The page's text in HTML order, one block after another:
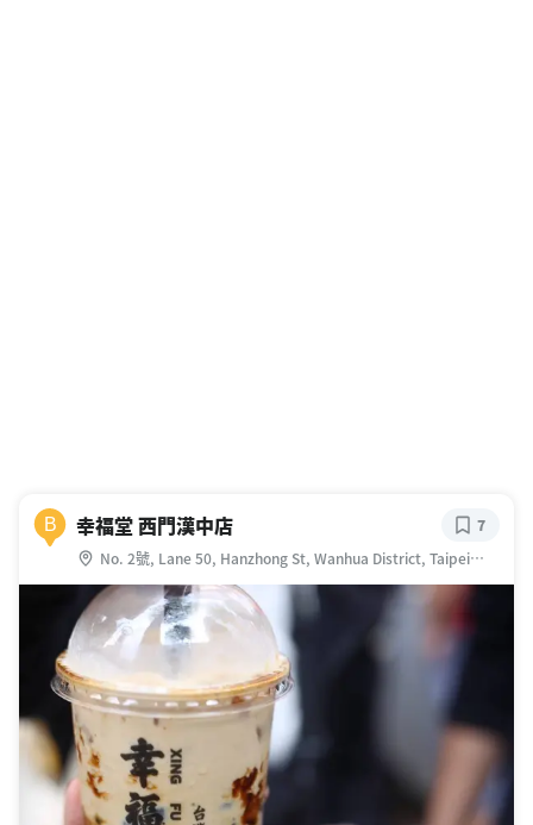
B 幸福堂 西門漢中店
No. 2號, Lane 50, Hanzhong St, Wanhua District, Taipei
City, 台湾 108
7